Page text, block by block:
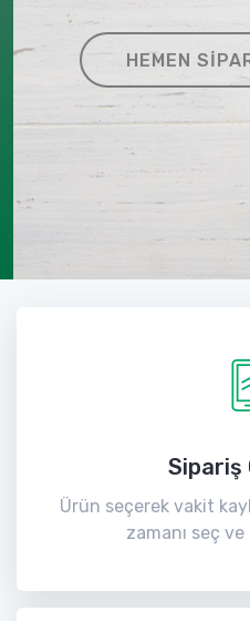
HEMEN
Sipariş
Ürün seçerek vakit
zamanı seç